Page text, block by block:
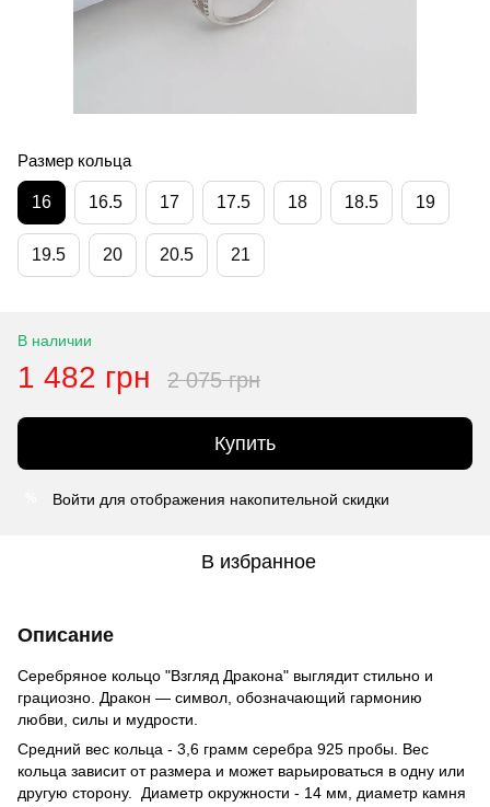
Размер кольца
16 16.5 17 17.5 18 18.5 19
19.5 20 20.5 21
В наличии
1 482 грн 2 075 грн
Купить
Войти для отображения накопительной скидки
В избранное
Описание
Серебряное кольцо "Взгляд Дракона" выглядит стильно и
грациозно. Дракон — символ, обозначающий гармонию
любви, силы и мудрости.
Средний вес кольца - 3,6 грамм серебра 925 пробы. Вес
кольца зависит от размера и может варьироваться в одну или
другую сторону. Диаметр окружности - 14 мм, диаметр камня